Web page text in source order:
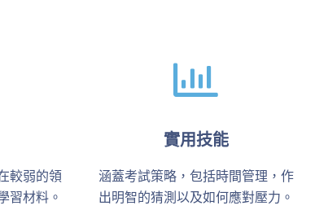
較弱的領
習材料。
實用技能
涵蓋考試策略，包括時間管理，作
出明智的猜測以及如何應對壓力。